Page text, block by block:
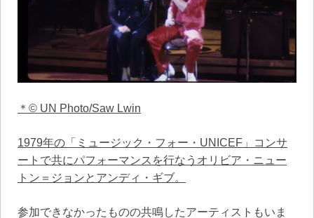
＊© UN Photo/Saw Lwin
1979年の「ミュージック・フォー・UNICEF」コンサ
ートで共にパフォーマンスを行なうオリビア・ニュー
トン＝ジョンとアンディ・ギブ。
参加できなかったものの共鳴したアーティストもいま